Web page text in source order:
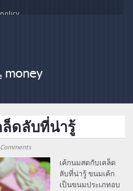
ดลับที่น่ารู้
เค้กนมสดกับเคล็ด
ลับที่น่ารู้ ขนมเค้ก
เป็นขนมประเภทอบ